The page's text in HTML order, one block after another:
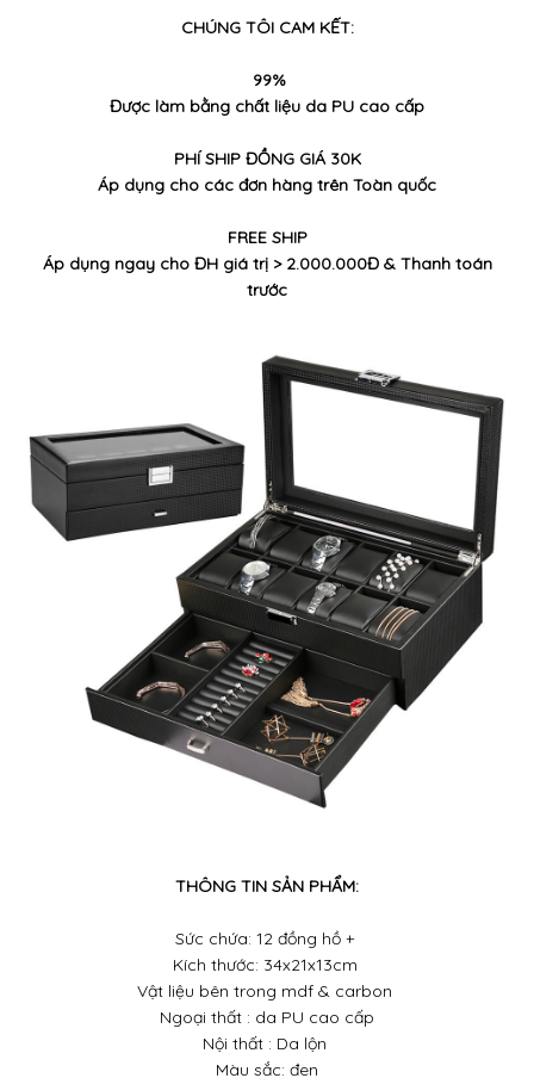
CHÚNG TÔI CAM KẾT:
99%
Được làm bằng chất liệu da PU cao cấp
PHÍ SHIP ĐỒNG GIÁ 30K
Áp dụng cho các đơn hàng trên Toàn quốc
FREE SHIP
Áp dụng ngay cho ĐH giá trị > 2.000.000Đ & Thanh toán
trước
THÔNG TIN SẢN PHẨM:
Sức chứa: 12 đồng hồ +
Kích thước: 34x21x13cm
Vật liệu bên trong mdf & carbon
Ngoại thất : da PU cao cấp
Nội thất : Da lộn
Màu sắc: đen